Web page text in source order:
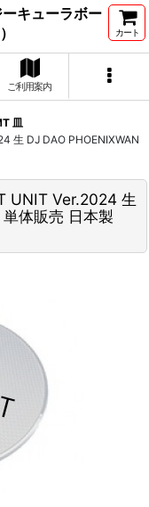
キューラボー
カート
ご利用案内
皿
生 DJ DAO PHOENIXWAN
UNIT Ver.2024 生
体販売 日本製